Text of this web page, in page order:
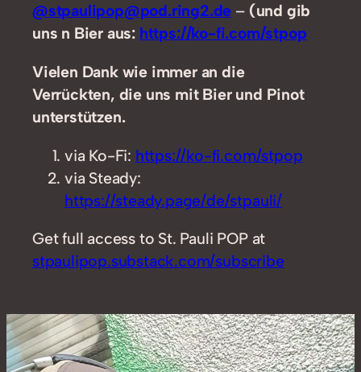
@stpaulipop@pod.ring2.de – (und gib
uns n Bier aus: https://ko-fi.com/stpop
Vielen Dank wie immer an die
Verrückten, die uns mit Bier und Pinot
unterstützen.
via Ko-Fi: https://ko-fi.com/stpop
via Steady:
https://steady.page/de/stpauli/
Get full access to St. Pauli POP at
stpaulipop.substack.com/subscribe